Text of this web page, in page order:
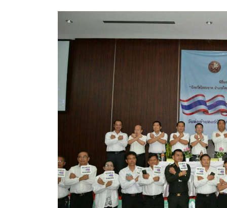
ประกาศจัดซื้อ-จัดจ้างภาครัฐ
รายงานผู้ใช้บริการกล้อง CCTV
ข้อมูลการเลือกตั้ง
นโยบายคุ้มครองข้อมูลส่วนบุคคล
มาตรฐานกำหนดตำแหน่ง
VDO Present